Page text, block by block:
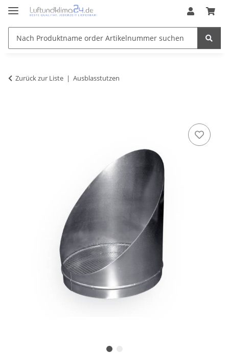
Zurück zur Liste Ausblasstutzen